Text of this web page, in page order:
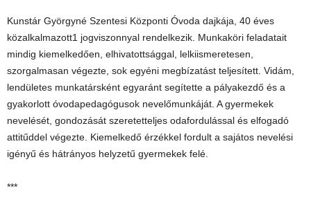
Kunstár Györgyné Szentesi Központi Óvoda dajkája, 40 éves
közalkalmazott1 jogviszonnyal rendelkezik. Munkaköri feladatait
mindig kiemelkedően, elhivatottsággal, lelkiismeretesen,
szorgalmasan végezte, sok egyéni megbízatást teljesített. Vidám,
lendületes munkatársként egyaránt segítette a pályakezdő és a
gyakorlott óvodapedagógusok nevelőmunkáját. A gyermekek
nevelését, gondozását szeretetteljes odafordulással és elfogadó
attitűddel végezte. Kiemelkedő érzékkel fordult a sajátos nevelési
igényű és hátrányos helyzetű gyermekek felé.
***